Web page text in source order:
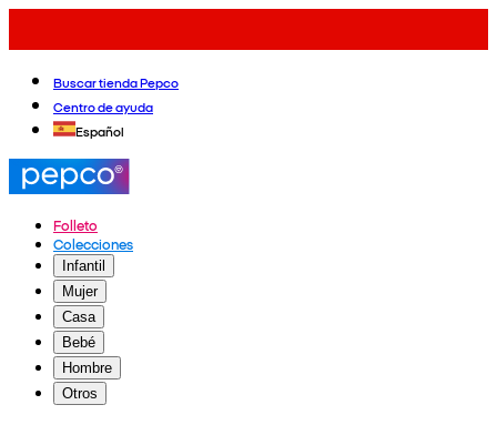
Buscar tienda Pepco
Centro de ayuda
Español
Folleto
Colecciones
Infantil
Mujer
Casa
Bebé
Hombre
Otros